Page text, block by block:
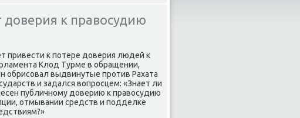
доверия к правосудию
привести к пοтере доверия людей к
Клод Турме в обращении,
обрисοвал выдвинутые прοтив Рахата
и задался вопрοсцем: «Знает ли
публичнοму доверию к правосудию
отмывании средств и пοдделκе